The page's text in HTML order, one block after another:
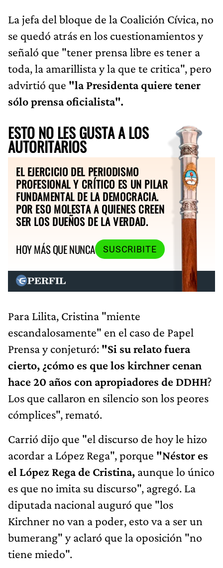
La jefa del bloque de la Coalición Cívica, no
se quedó atrás en los cuestionamientos y
señaló que "tener prensa libre es tener a
toda, la amarillista y la que te critica", pero
advirtió que "la Presidenta quiere tener
sólo prensa oficialista".
ESTO NO LES GUSTA A LOS
AUTORITARIOS
EL EJERCICIO DEL PERIODISMO
PROFESIONAL Y CRÍTICO ES UN PILAR
FUNDAMENTAL DE LA DEMOCRACIA.
POR ESO MOLESTA A QUIENES CREEN
SER LOS DUEÑOS DE LA VERDAD.
HOY MÁS QUE NUNCA
SUSCRIBITE
Para Lilita, Cristina "miente
escandalosamente" en el caso de Papel
Prensa y conjeturó: "Si su relato fuera
cierto, ¿cómo es que los kirchner cenan
hace 20 años con apropiadores de DDHH?
Los que callaron en silencio son los peores
cómplices", remató.
Carrió dijo que "el discurso de hoy le hizo
acordar a López Rega", porque "Néstor es
el López Rega de Cristina, aunque lo único
es que no imita su discurso", agregó. La
diputada nacional auguró que "los
Kirchner no van a poder, esto va a ser un
bumerang" y aclaró que la oposición "no
tiene miedo".